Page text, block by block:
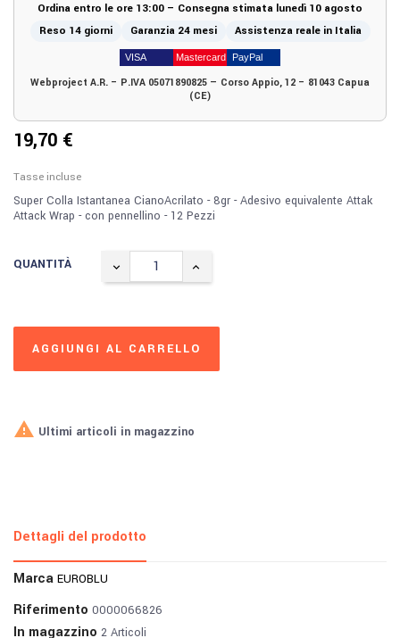
Ordina entro le ore 13:00 – Consegna stimata lunedì 10 agosto
Reso 14 giorni
Garanzia 24 mesi Assistenza reale in Italia
Webproject A.R. – P.IVA 05071890825 — Corso Appio, 12 – 81043 Capua
(CE)
19,70 €
Tasse incluse
Super Colla Istantanea CianoAcrilato - 8gr - Adesivo equivalente Attak
Attack Wrap - con pennellino - 12 Pezzi
QUANTITÀ
AGGIUNGI AL CARRELLO
 Ultimi articoli in magazzino
Dettagli del prodotto
Marca EUROBLU
Riferimento 0000066826
In magazzino 2 Articoli